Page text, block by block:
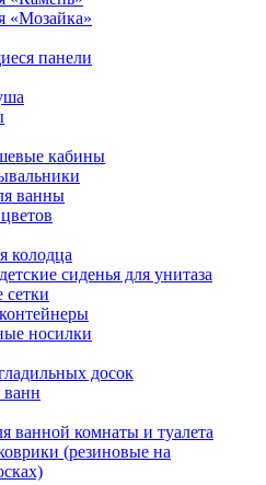
«Мозайка»
панели
кабины
ванны
колодца
сиденья для унитаза
носилки
досок
ванной комнаты и туалета
(резиновые на